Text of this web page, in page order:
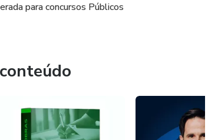
para concursos Públicos